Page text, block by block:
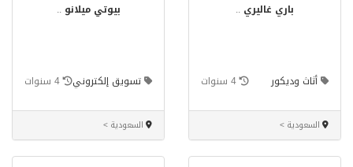
باري غاليري ..
أثاث وديكور 4 سنوات
السعودية >
بيوتي ميلانو ..
تسويق إلكتروني 4 سنوات
السعودية >